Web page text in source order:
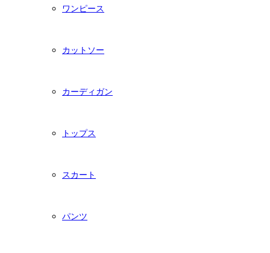
ワンピース
カットソー
カーディガン
トップス
スカート
パンツ